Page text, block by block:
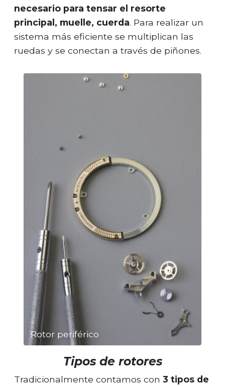
necesario para tensar el resorte
principal, muelle, cuerda. Para realizar un
sistema más eficiente se multiplican las
ruedas y se conectan a través de piñones.
Rotor periférico
Tipos de rotores
Tradicionalmente contamos con 3 tipos de